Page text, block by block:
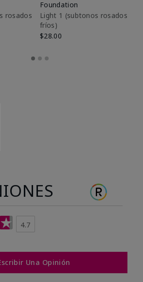
rosados
Foundation
Light 1​ (subtonos rosados
fríos)
$28.00
4.7
Una Opinión